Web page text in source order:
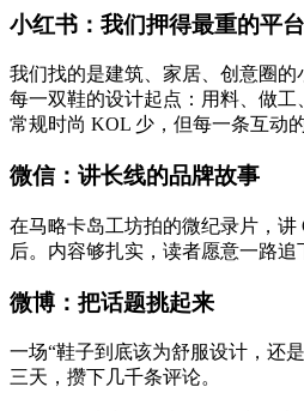
小红书：我们押得最重的平台
我们找的是建筑、家居、创意圈
每一双鞋的设计起点：用料、做
常规时尚 KOL 少，但每一条互动
微信：讲长线的品牌故事
在马略卡岛工坊拍的微纪录片，讲
后。内容够扎实，读者愿意一路追
微博：把话题挑起来
一场“鞋子到底该为舒服设计，还
三天，攒下几千条评论。